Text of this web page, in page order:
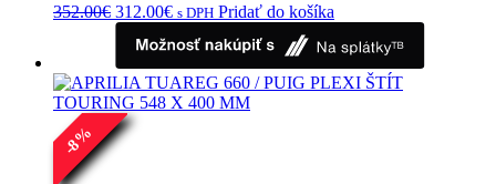
352.00€ Pôvodná
cena
bola:
352.00€.
312.00€Aktuálna
je:
312.00€.
s DPH Pridať do košíka
-
8
%